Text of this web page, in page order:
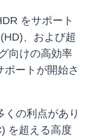
をサポート
、および超
向けの高効率
ポートが開始さ
くの利点があり
を超える高度